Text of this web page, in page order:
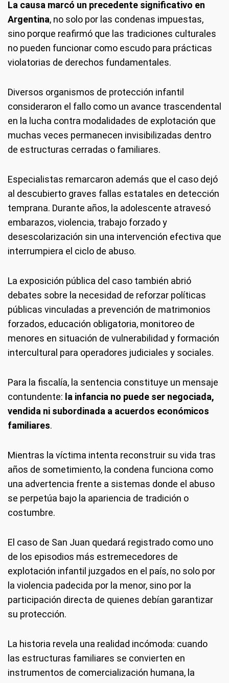
La causa marcó un precedente significativo en
Argentina, no solo por las condenas impuestas,
sino porque reafirmó que las tradiciones culturales
no pueden funcionar como escudo para prácticas
violatorias de derechos fundamentales.
Diversos organismos de protección infantil
consideraron el fallo como un avance trascendental
en la lucha contra modalidades de explotación que
muchas veces permanecen invisibilizadas dentro
de estructuras cerradas o familiares.
Especialistas remarcaron además que el caso dejó
al descubierto graves fallas estatales en detección
temprana. Durante años, la adolescente atravesó
embarazos, violencia, trabajo forzado y
desescolarización sin una intervención efectiva que
interrumpiera el ciclo de abuso.
La exposición pública del caso también abrió
debates sobre la necesidad de reforzar políticas
públicas vinculadas a prevención de matrimonios
forzados, educación obligatoria, monitoreo de
menores en situación de vulnerabilidad y formación
intercultural para operadores judiciales y sociales.
Para la fiscalía, la sentencia constituye un mensaje
contundente: la infancia no puede ser negociada,
vendida ni subordinada a acuerdos económicos
familiares.
Mientras la víctima intenta reconstruir su vida tras
años de sometimiento, la condena funciona como
una advertencia frente a sistemas donde el abuso
se perpetúa bajo la apariencia de tradición o
costumbre.
El caso de San Juan quedará registrado como uno
de los episodios más estremecedores de
explotación infantil juzgados en el país, no solo por
la violencia padecida por la menor, sino por la
participación directa de quienes debían garantizar
su protección.
La historia revela una realidad incómoda: cuando
las estructuras familiares se convierten en
instrumentos de comercialización humana, la